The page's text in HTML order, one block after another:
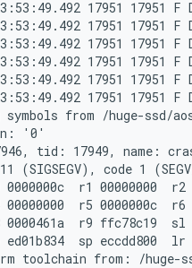
17951 17951
17951 17951
17951 17951
17951 17951
17951 17951
17951 17951
symbols from /huge-ssd/
'0'
tid: 17949, name:
(SIGSEGV), code 1
0000000c  r1 00000000
00000000  r5 0000000c
0000461a  r9 ffc78c19
ed01b834  sp eccdd800
toolchain from: /huge-